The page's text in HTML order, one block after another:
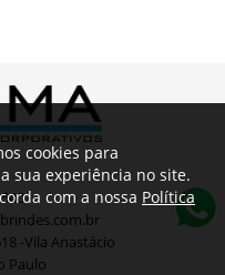
-Vila Anastácio
Paulo
cookies para
sua experiência no site.
com a nossa Política